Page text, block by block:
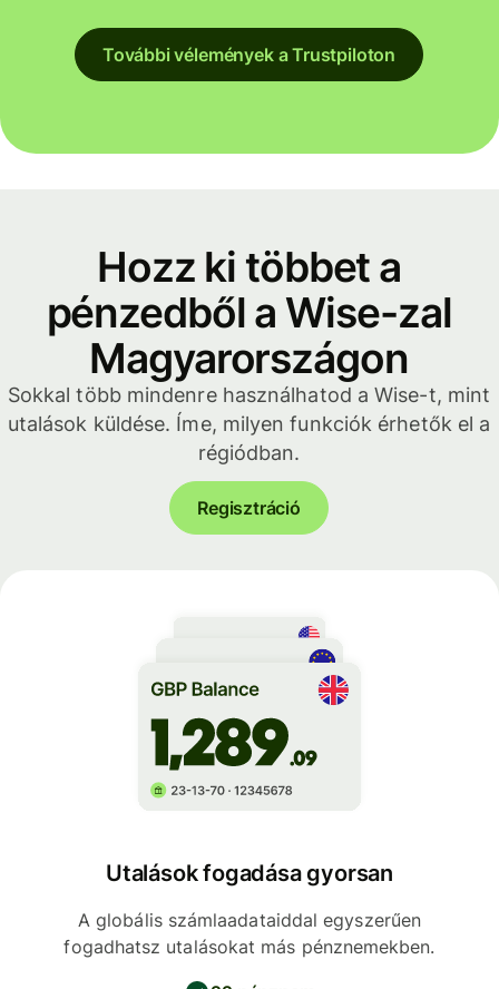
További vélemények a Trustpiloton
Hozz ki többet a
pénzedből a Wise-zal
Magyarországon
Sokkal több mindenre használhatod a Wise-t, mint
utalások küldése. Íme, milyen funkciók érhetők el a
régiódban.
Regisztráció
Utalások fogadása gyorsan
A globális számlaadataiddal egyszerűen
fogadhatsz utalásokat más pénznemekben.